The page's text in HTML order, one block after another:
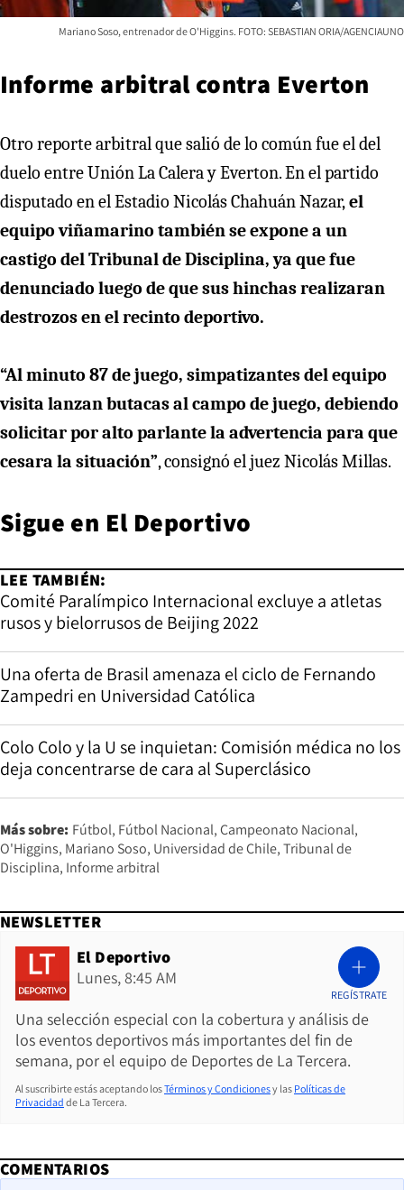
Mariano Soso, entrenador de O'Higgins. FOTO: SEBASTIAN ORIA/AGENCIAUNO
Informe arbitral contra Everton
Otro reporte arbitral que salió de lo común fue el del
duelo entre Unión La Calera y Everton. En el partido
disputado en el Estadio Nicolás Chahuán Nazar, el
equipo viñamarino también se expone a un
castigo del Tribunal de Disciplina, ya que fue
denunciado luego de que sus hinchas realizaran
destrozos en el recinto deportivo.
“Al minuto 87 de juego, simpatizantes del equipo
visita lanzan butacas al campo de juego, debiendo
solicitar por alto parlante la advertencia para que
cesara la situación”, consignó el juez Nicolás Millas.
Sigue en El Deportivo
LEE TAMBIÉN:
Comité Paralímpico Internacional excluye a atletas
rusos y bielorrusos de Beijing 2022
Una oferta de Brasil amenaza el ciclo de Fernando
Zampedri en Universidad Católica
Colo Colo y la U se inquietan: Comisión médica no los
deja concentrarse de cara al Superclásico
Más sobre: Fútbol Fútbol Nacional Campeonato Nacional
O'Higgins Mariano Soso Universidad de Chile Tribunal de
Disciplina Informe arbitral
NEWSLETTER
El Deportivo
Lunes, 8:45 AM
Una selección especial con la cobertura y análisis de
los eventos deportivos más importantes del fin de
semana, por el equipo de Deportes de La Tercera.
REGÍSTRATE
Al suscribirte estás aceptando losTérminos y Condicionesy las Políticas de
Privacidad de La Tercera.
COMENTARIOS